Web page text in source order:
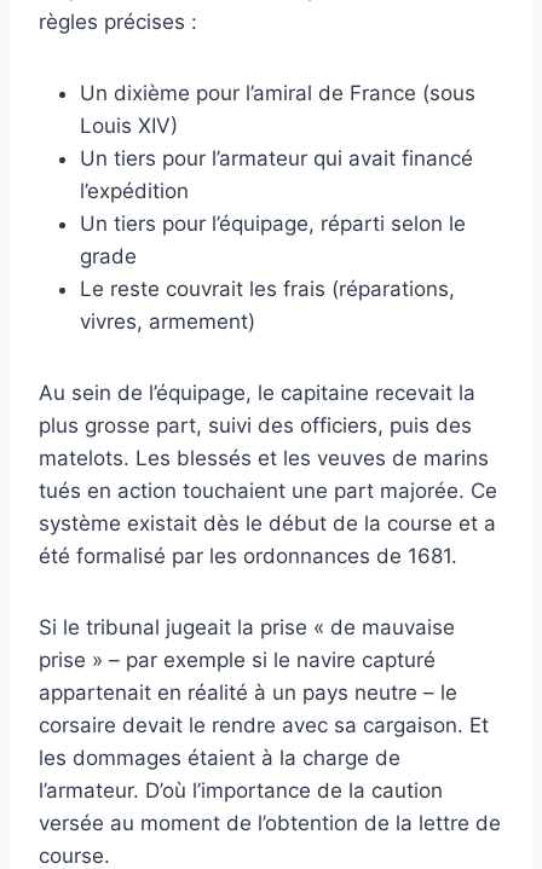
règles précises :
Un dixième pour l’amiral de France (sous
Louis XIV)
Un tiers pour l’armateur qui avait financé
l’expédition
Un tiers pour l’équipage, réparti selon le
grade
Le reste couvrait les frais (réparations,
vivres, armement)
Au sein de l’équipage, le capitaine recevait la
plus grosse part, suivi des officiers, puis des
matelots. Les blessés et les veuves de marins
tués en action touchaient une part majorée. Ce
système existait dès le début de la course et a
été formalisé par les ordonnances de 1681.
Si le tribunal jugeait la prise « de mauvaise
prise » – par exemple si le navire capturé
appartenait en réalité à un pays neutre – le
corsaire devait le rendre avec sa cargaison. Et
les dommages étaient à la charge de
l’armateur. D’où l’importance de la caution
versée au moment de l’obtention de la lettre de
course.